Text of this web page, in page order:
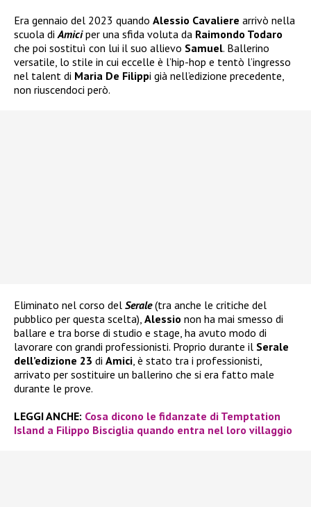
Era gennaio del 2023 quando Alessio Cavaliere arrivò nella
scuola diAmiciper una sfida voluta da Raimondo Todaro
che poi sostituì con lui il suo allievo Samuel. Ballerino
versatile, lo stile in cui eccelle è l’hip-hop e tentò l’ingresso
nel talent di Maria De Filippi già nell’edizione precedente,
non riuscendoci però.
Eliminato nel corso del Serale(tra anche le critiche del
pubblico per questa scelta), Alessio non ha mai smesso di
ballare e tra borse di studio e stage, ha avuto modo di
lavorare con grandi professionisti. Proprio durante il Serale
dell’edizione 23 di Amici, è stato tra i professionisti,
arrivato per sostituire un ballerino che si era fatto male
durante le prove.
LEGGI ANCHE: Cosa dicono le fidanzate di Temptation
Island a Filippo Bisciglia quando entra nel loro villaggio